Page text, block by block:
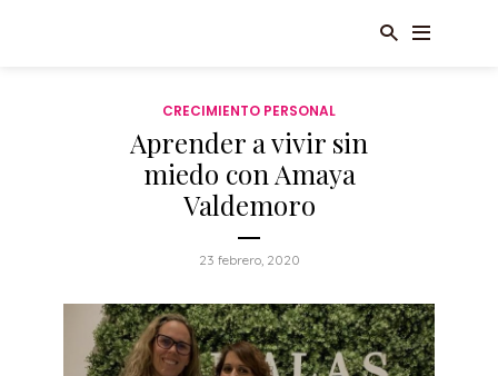
CRECIMIENTO PERSONAL
Aprender a vivir sin
miedo con Amaya
Valdemoro
23 febrero, 2020